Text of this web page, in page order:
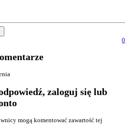
0
zaloguj się lub
mogą komentować zawartość tej